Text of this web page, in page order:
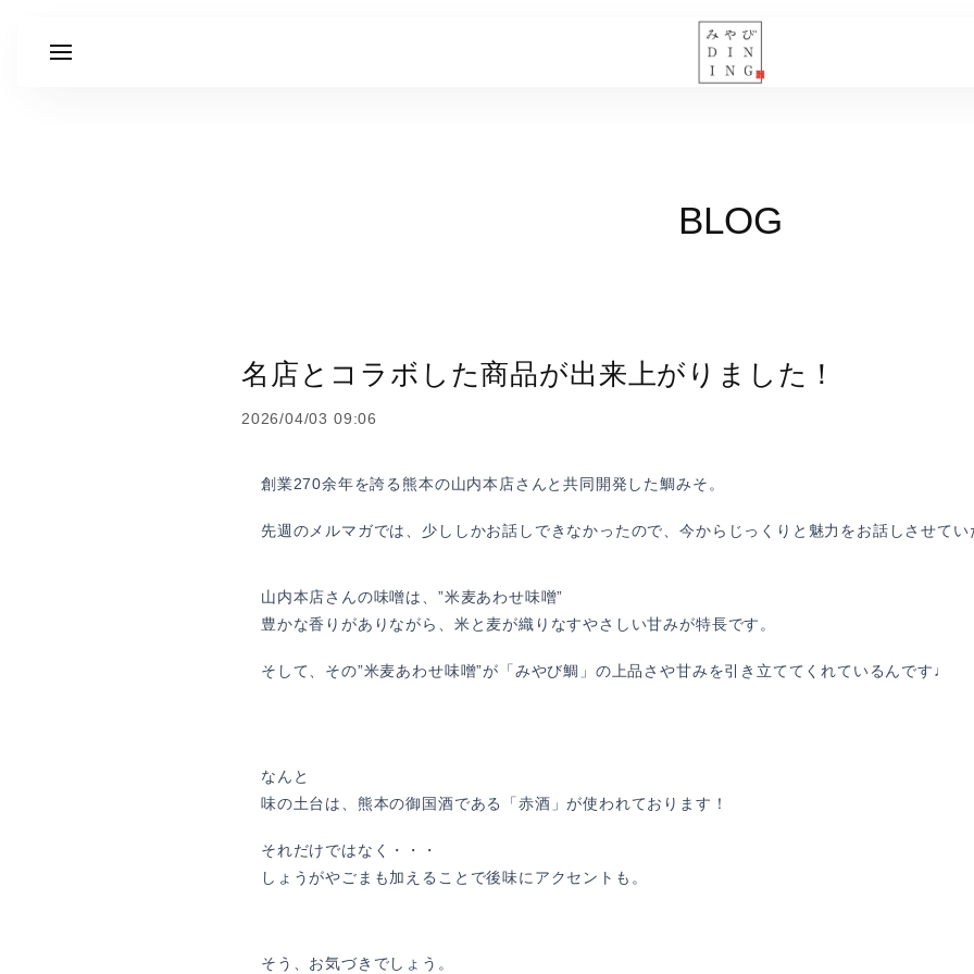
BLOG
名店とコラボした商品が出来上がりました！
2026/04/03 09:06
創業270余年を誇る熊本の山内本店さんと共同開発した鯛みそ。
先週のメルマガでは、少ししかお話しできなかったので、今からじっくりと魅力をお話しさせて
山内本店さんの味噌は、”米麦あわせ味噌”
豊かな香りがありながら、米と麦が織りなすやさしい甘みが特長です。
そして、その”米麦あわせ味噌”が「みやび鯛」の上品さや甘みを引き立ててくれているんです♩
なんと
味の土台は、熊本の御国酒である「赤酒」が使われております！
それだけではなく・・・
しょうがやごまも加えることで後味にアクセントも。
そう、お気づきでしょう。